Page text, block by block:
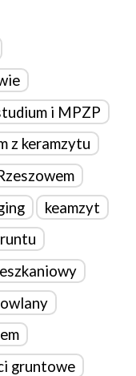
i MPZP
z keramzytu
keamzyt
gruntowe